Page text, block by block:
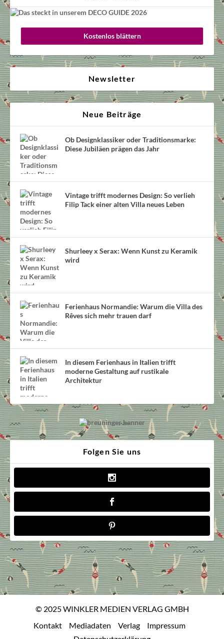
Kostenlos blättern
Newsletter
Neue Beiträge
Ob Designklassiker oder Traditionsmarke:
Diese Jubiläen prägen das Jahr
Vintage trifft modernes Design: So verlieh
Filip Tack einer alten Villa neues Leben
Shurleey x Serax: Wenn Kunst zu Keramik
wird
Ferienhaus Normandie: Warum die Villa des
Rêves sich mehr trauen darf
In diesem Ferienhaus in Italien trifft
moderne Gestaltung auf rustikale
Architektur
Folgen Sie uns
© 2025 WINKLER MEDIEN VERLAG GMBH
Kontakt
Mediadaten Verlag
Impressum